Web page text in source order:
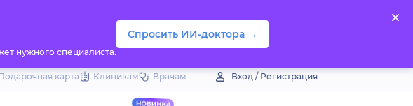
нужного специалиста.
Спросить ИИ-доктора →
карта Клиникам Врачам Вход / Регистрация